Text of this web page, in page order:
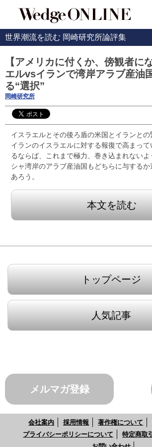
世界潮流を読む 岡崎研究所論評集
【アメリカに付くか、傍観者に
エルvsイランで湾岸アラブ産油
る“選択”
岡崎研究所
イスラエルとその後ろ盾の米国とイランと
イランのイスラエルに対する報復で高まって
るならば、これまで極力、巻き込まれない
シャ湾岸のアラブ産油国もどちらに与する
あろう。
本文を読む
トップページ
人気記事
メルマガ登録
会社案内 採用情報 著作権について
プライバシーポリシーについて
特定商取